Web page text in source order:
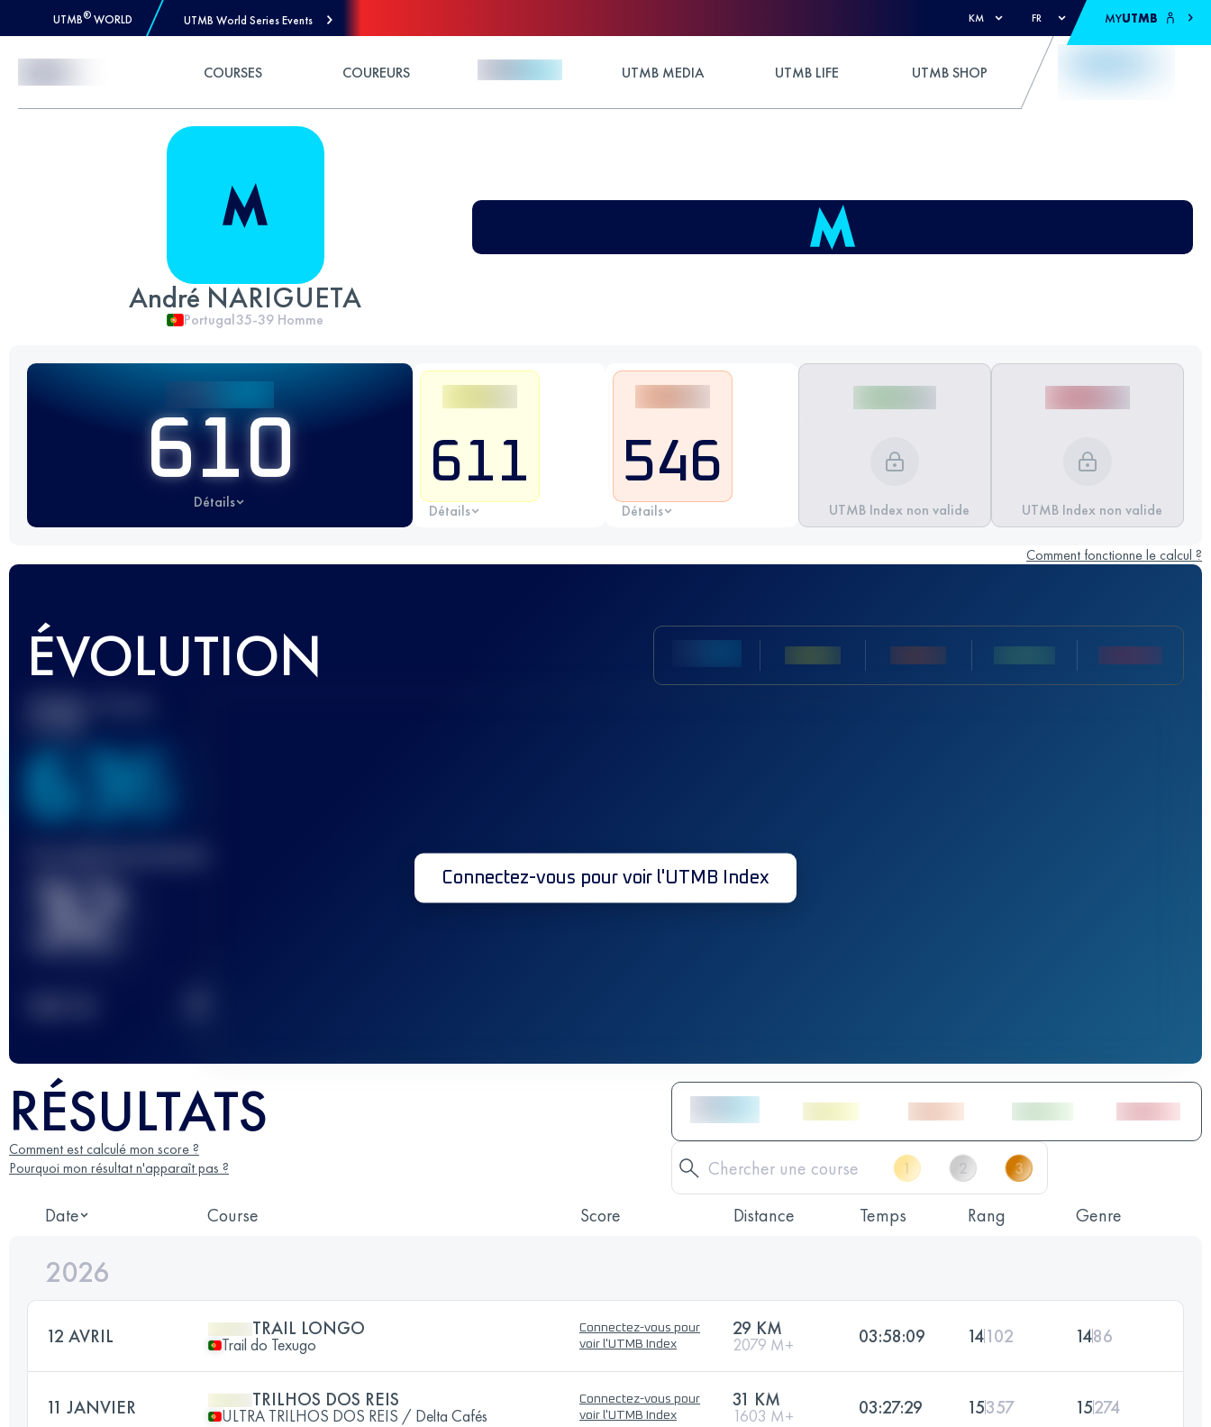
UTMB® WORLD UTMB World Series Events KM FR MYUTMB
COURSES COUREURS UTMB MEDIA UTMB LIFE UTMB SHOP
André NARIGUETA
Portugal35-39 Homme
610
Détails
611
Détails
546
Détails UTMB Index non valide UTMB Index non valide
Comment fonctionne le calcul ?
ÉVOLUTION
Meilleur Score
636
32 Connectez-vous pour voir l'UTMB Index
RÉSULTATS
Comment est calculé mon score ?
Pourquoi mon résultat n'apparaît pas ?
Date Course Score Distance Temps Rang Genre
2026
12 AVRIL TRAIL LONGO
Trail do Texugo
Connectez-vous pour
voir l'UTMB Index
29 KM
2079 M+ 03:58:09 14102 1486
11 JANVIER TRILHOS DOS REIS
ULTRA TRILHOS DOS REIS / Delta Cafés
Connectez-vous pour
voir l'UTMB Index
31 KM
1603 M+ 03:27:29 15357 15274